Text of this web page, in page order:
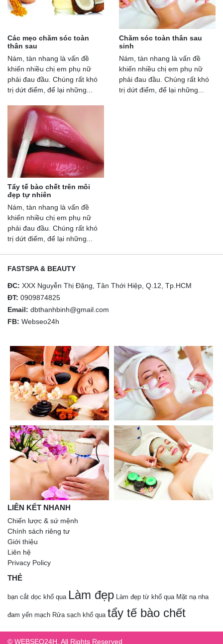
Các mẹo chăm sóc toàn
thân sau
Nám, tàn nhang là vấn đề
khiến nhiều chị em phụ nữ
phải đau đầu. Chúng rất khó
trị dứt điểm, để lại những...
Chăm sóc toàn thân sau
sinh
Nám, tàn nhang là vấn đề
khiến nhiều chị em phụ nữ
phải đau đầu. Chúng rất khó
trị dứt điểm, để lại những...
Tẩy tế bào chết trên môi
đẹp tự nhiên
Nám, tàn nhang là vấn đề
khiến nhiều chị em phụ nữ
phải đau đầu. Chúng rất khó
trị dứt điểm, để lại những...
FASTSPA & BEAUTY
ĐC: XXX Nguyễn Thị Đặng, Tân Thới Hiệp, Q.12, Tp.HCM
ĐT: 0909874825
Email: dbthanhbinh@gmail.com
FB: Webseo24h
LIÊN KẾT NHANH
Chiến lược & sứ mệnh
Chính sách riêng tư
Giới thiệu
Liên hệ
Privacy Policy
THẺ
bạn cắt dọc khổ qua Làm đẹp Làm đẹp từ khổ qua Mặt nạ nha
đam yến mạch Rửa sạch khổ qua tẩy tế bào chết
© WEBSEO24H. All Rights Reserved